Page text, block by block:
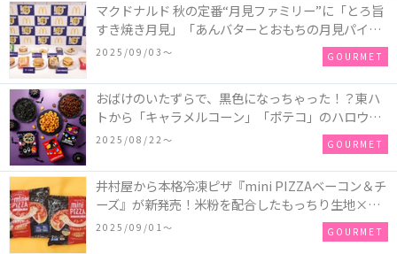
マクドナルド 秋の定番“月見ファミリー”に「とろ旨
すき焼き月見」「あんバターとおもちの月見パイ」
「月見マ ックシェイク 山梨県産シャインマスカット
2025/09/03〜 GOURMET
おばけのいたずらで、黒色になっちゃった！？東ハ
トから「キャラメルコーン」「ポテコ」のハロウィ
ン限定商品が新発売♪
2025/08/22〜 GOURMET
井村屋から本格冷凍ピザ『mini PIZZAベーコン＆チ
ーズ』が新発売！米粉を配合したもっちり生地×ご
ろごろ具材×とろけるチーズで満足感たっぷりのピ
2025/09/01〜 GOURMET